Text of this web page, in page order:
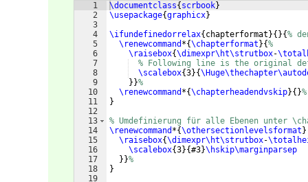
1
2
3
4
5
6
7
8
9
10
11
12
13
14
15
16
17
18
19
\documentclass{ scrbook}
\usepackage{graphicx}
\ifundefinedorrelax{ chapterformat }{ }{%
\renewcommand *{\chapterformat }{%
\raisebox{\dimexpr\ht\strutbox-
% Following line is the original
\scalebox{3}{
}}%
\renewcommand *{\chapterheadendvskip}{ }%
}
% Umdefinierung für alle Ebenen unter
\renewcommand *{\othersectionlevelsformat }
\raisebox{\dimexpr\ht\strutbox-
\scalebox{3}{#3}\hskip\marginparsep
}}%
}